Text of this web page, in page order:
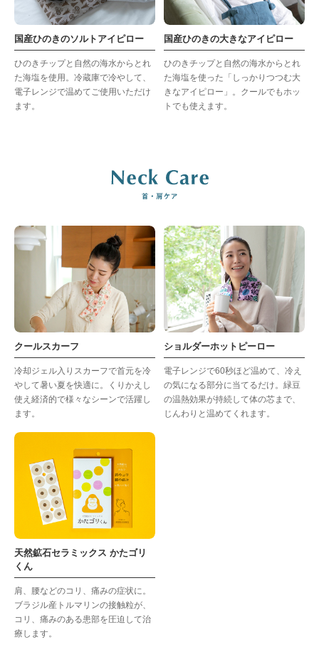
国産ひのきのソルトアイピロー
ひのきチップと自然の海水からとれ
た海塩を使用。冷蔵庫で冷やして、
電子レンジで温めてご使用いただけ
ます。
国産ひのきの大きなアイピロー
ひのきチップと自然の海水からとれ
た海塩を使った「しっかりつつむ大
きなアイピロー」。クールでもホッ
トでも使えます。
クールスカーフ
冷却ジェル入りスカーフで首元を冷
やして暑い夏を快適に。くりかえし
使え経済的で様々なシーンで活躍し
ます。
ショルダーホットピーロー
電子レンジで60秒ほど温めて、冷え
の気になる部分に当てるだけ。緑豆
の温熱効果が持続して体の芯まで、
じんわりと温めてくれます。
天然鉱石セラミックス かたゴリ
くん
肩、腰などのコリ、痛みの症状に。
ブラジル産トルマリンの接触粒が、
コリ、痛みのある患部を圧迫して治
療します。